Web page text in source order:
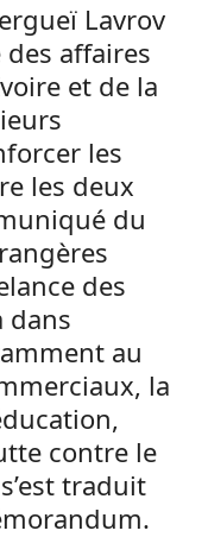
Lavrov
affaires
et de la
les
les deux
du
des
dans
au
la
contre le
traduit